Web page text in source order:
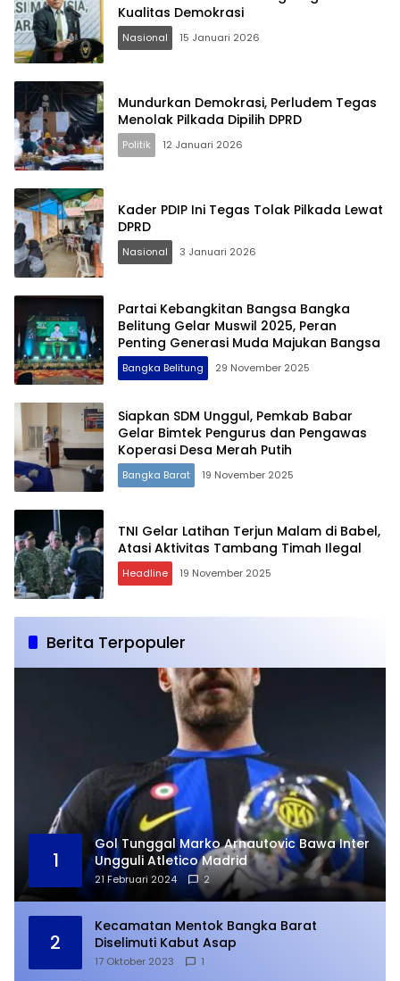
Terdepan Menyorot Fakta.
Kualitas Demokrasi
Nasional 15 Januari 2026
Mundurkan Demokrasi, Perludem Tegas
Menolak Pilkada Dipilih DPRD
Politik 12 Januari 2026
Kader PDIP Ini Tegas Tolak Pilkada Lewat
DPRD
Nasional 3 Januari 2026
Partai Kebangkitan Bangsa Bangka
Belitung Gelar Muswil 2025, Peran
Penting Generasi Muda Majukan Bangsa
Bangka Belitung 29 November 2025
Siapkan SDM Unggul, Pemkab Babar
Gelar Bimtek Pengurus dan Pengawas
Koperasi Desa Merah Putih
Bangka Barat 19 November 2025
TNI Gelar Latihan Terjun Malam di Babel,
Atasi Aktivitas Tambang Timah Ilegal
Headline 19 November 2025
Berita Terpopuler
1
Gol Tunggal Marko Arnautovic Bawa Inter
Ungguli Atletico Madrid
21 Februari 2024 2
2
Kecamatan Mentok Bangka Barat
Diselimuti Kabut Asap
17 Oktober 2023 1